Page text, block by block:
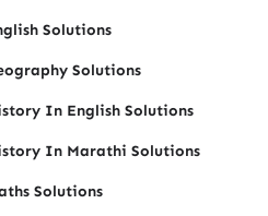
Solutions
Solutions
In English Solutions
In Marathi Solutions
Solutions